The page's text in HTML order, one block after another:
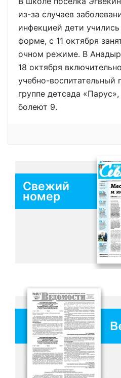
из-за случаев
инфекцией дети
форме, с 11 октября
очном режиме. В
18 октября
учебно-воспитательный
группе детсада
болеют 9.
Свежий
номер